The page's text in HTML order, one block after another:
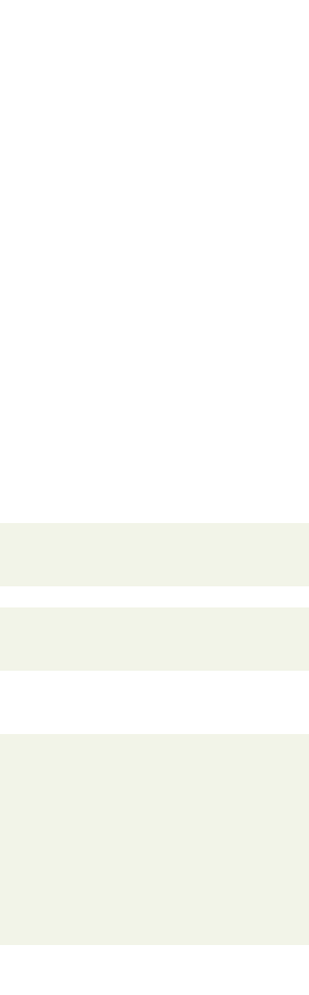
ΞΕΝΟΔΟΧΕΙΑ - ΣΥΓΚΡΟΤΗΜΑΤΑ